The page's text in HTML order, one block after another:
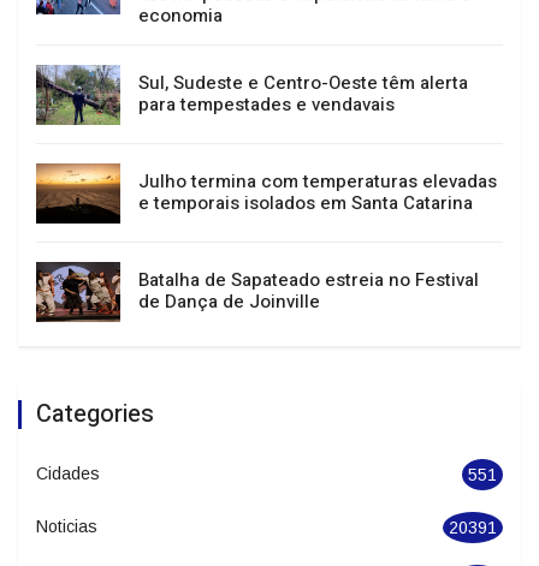
23 de agosto
Festival de Dança de Joinville atrai mais de
400 mil pessoas e impulsiona turismo e
economia
Sul, Sudeste e Centro-Oeste têm alerta
para tempestades e vendavais
Julho termina com temperaturas elevadas
e temporais isolados em Santa Catarina
de Dança de Joinville
Categories